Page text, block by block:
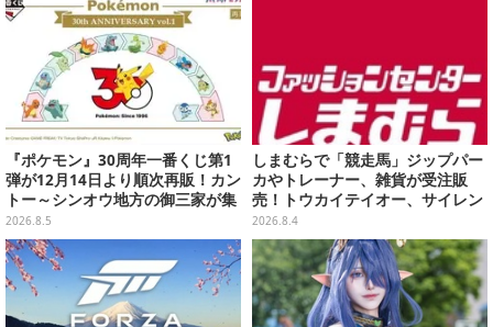
『ポケモン』30周年一番くじ第1
弾が12月14日より順次再販！カン
トー～シンオウ地方の御三家が集
まった時計、ぬいぐるみなど記念
グッズ盛りだくさん
2026.8.5
しまむらで「競走馬」ジップパー
カやトレーナー、雑貨が受注販
売！トウカイテイオー、サイレン
ススズカなど名馬5頭をデザイン
2026.8.4